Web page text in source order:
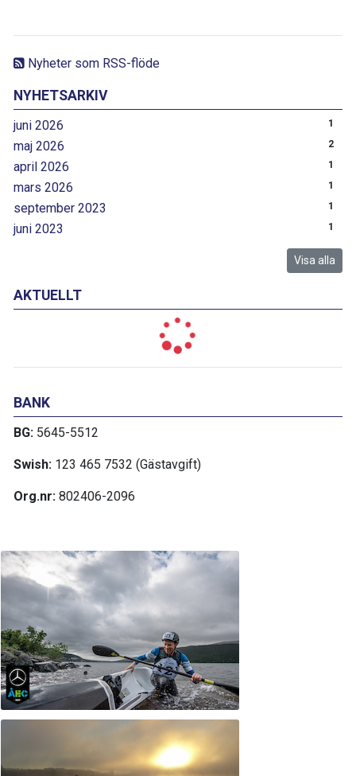
Nyheter som RSS-flöde
NYHETSARKIV
juni 2026 1
maj 2026 2
april 2026 1
mars 2026 1
september 2023 1
juni 2023 1
Visa alla
AKTUELLT
BANK
BG: 5645-5512
Swish: 123 465 7532 (Gästavgift)
Org.nr: 802406-2096